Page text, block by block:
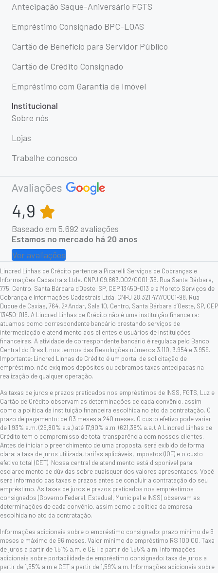
Antecipação Saque-Aniversário FGTS
Empréstimo Consignado BPC-LOAS
Cartão de Benefício para Servidor Público
Cartão de Crédito Consignado
Empréstimo com Garantia de Imóvel
Institucional
Sobre nós
Lojas
Trabalhe conosco
4,9
Baseado em 5.692 avaliações
Estamos no mercado há 20 anos
Ver avaliações
Lincred Linhas de Crédito pertence a Picarelli Serviços de Cobranças e
Informações Cadastrais Ltda. CNPJ 09.663.002/0001-35. Rua Santa Bárbara,
775, Centro, Santa Bárbara d'Oeste, SP, CEP 13450-013 e a Moreto Serviços de
Cobrança e Informações Cadastrais Ltda. CNPJ 28.321.477/0001-98. Rua
Duque de Caxias, 764, 2º Andar, Sala 10, Centro, Santa Bárbara d’Oeste, SP, CEP
13450-015. A Lincred Linhas de Crédito não é uma instituição financeira:
atuamos como correspondente bancário prestando serviços de
intermediação e atendimento aos clientes e usuários de instituições
financeiras. A atividade de correspondente bancário é regulada pelo Banco
Central do Brasil, nos termos das Resoluções números 3.110, 3.954 e 3.959.
Importante: Lincred Linhas de Crédito é um portal de solicitação de
empréstimo, não exigimos depósitos ou cobramos taxas antecipadas na
realização de qualquer operação.
As taxas de juros e prazos praticados nos empréstimos de INSS, FGTS, Luz e
Cartão de Crédito observam as determinações de cada convênio, assim
como a política da instituição financeira escolhida no ato da contratação. O
prazo de pagamento: de 03 meses a 240 meses. O custo efetivo pode variar
de 1,93% a.m. (25,80% a.a.) até 17,90% a.m. (621,38% a.a.). A Lincred Linhas de
Crédito tem o compromisso de total transparência com nossos clientes.
Antes de iniciar o preenchimento de uma proposta, será exibido de forma
clara: a taxa de juros utilizada, tarifas aplicáveis, impostos (IOF) e o custo
efetivo total (CET). Nossa central de atendimento está disponível para
esclarecimento de dúvidas sobre quaisquer dos valores apresentados. Você
será informado das taxas e prazos antes de concluir a contratação do seu
empréstimo. As taxas de juros e prazos praticados nos empréstimos
consignados (Governo Federal, Estadual, Municipal e INSS) observam as
determinações de cada convênio, assim como a política da empresa
escolhida no ato da contratação.
Informações adicionais sobre o empréstimo consignado: prazo mínimo de 6
meses e máximo de 96 meses. Valor mínimo de empréstimo R$ 100,00. Taxa
de juros a partir de 1,51% a.m. e CET a partir de 1,55% a.m. Informações
adicionais sobre portabilidade de empréstimo consignado: taxa de juros a
partir de 1,55% a.m e CET a partir de 1,59% a.m. Informações adicionais sobre